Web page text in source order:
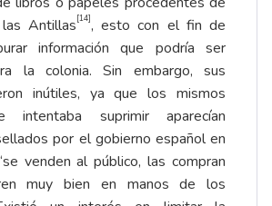
Antillas[14], esto con el fin de
información que podría ser
la colonia. Sin embargo, sus
inútiles, ya que los mismos
intentaba suprimir aparecían
por el gobierno español en
venden al público, las compran
muy bien en manos de los